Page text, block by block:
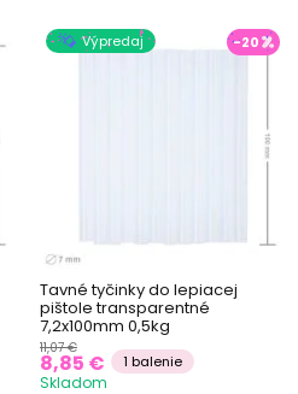
Výpredaj -20
Tavné tyčinky do lepiacej
pištole transparentné
7,2x100mm 0,5kg
11,07 €
8,85 € 1 balenie
Skladom